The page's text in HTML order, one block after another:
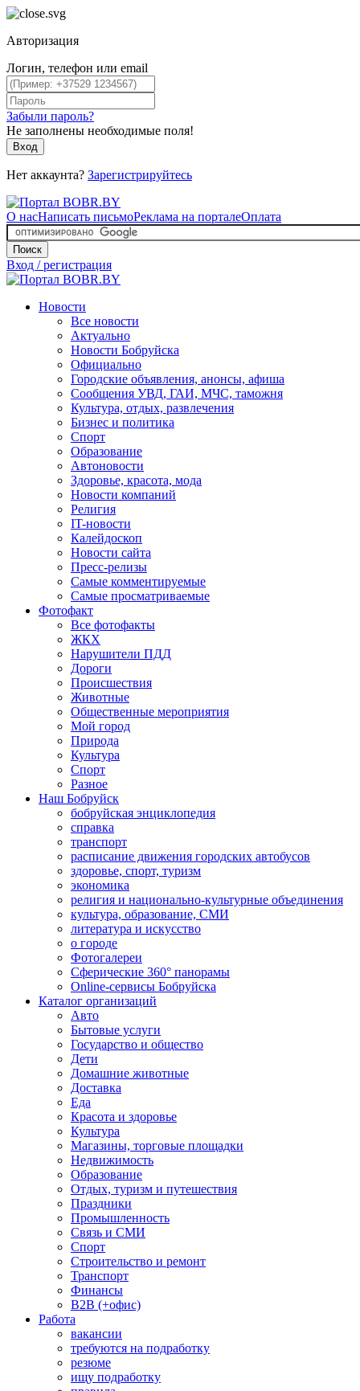
Авторизация
Логин, телефон или email
Забыли пароль?
Не заполнены необходимые поля!
Вход
Нет аккаунта? Зарегистрируйтесь
О насНаписать письмоРеклама на порталеОплата
Поиск
Вход / регистрация
Новости
Все новости
Актуально
Новости Бобруйска
Официально
Городские объявления, анонсы, афиша
Сообщения УВД, ГАИ, МЧС, таможня
Культура, отдых, развлечения
Бизнес и политика
Спорт
Образование
Автоновости
Здоровье, красота, мода
Новости компаний
Религия
IT-новости
Калейдоскоп
Новости сайта
Пресс-релизы
Самые комментируемые
Самые просматриваемые
Фотофакт
Все фотофакты
ЖКХ
Нарушители ПДД
Дороги
Происшествия
Животные
Общественные мероприятия
Мой город
Природа
Культура
Спорт
Разное
Наш Бобруйск
бобруйская энциклопедия
справка
транспорт
расписание движения городских автобусов
здоровье, спорт, туризм
экономика
религия и национально-культурные объединения
культура, образование, СМИ
литература и искусство
о городе
Фотогалереи
Сферические 360° панорамы
Online-сервисы Бобруйска
Каталог организаций
Авто
Бытовые услуги
Государство и общество
Дети
Домашние животные
Доставка
Еда
Красота и здоровье
Культура
Магазины, торговые площадки
Недвижимость
Образование
Отдых, туризм и путешествия
Праздники
Промышленность
Связь и СМИ
Спорт
Строительство и ремонт
Транспорт
Финансы
B2B (+офис)
Работа
вакансии
требуются на подработку
резюме
ищу подработку